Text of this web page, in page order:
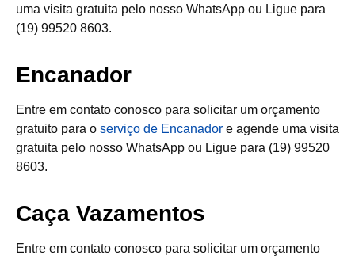
uma visita gratuita pelo nosso WhatsApp ou Ligue para
(19) 99520 8603.
Encanador
Entre em contato conosco para solicitar um orçamento
gratuito para o serviço de Encanador e agende uma visita
gratuita pelo nosso WhatsApp ou Ligue para (19) 99520
8603.
Caça Vazamentos
Entre em contato conosco para solicitar um orçamento